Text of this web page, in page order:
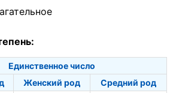
Единственное число
Женский род
Средний род